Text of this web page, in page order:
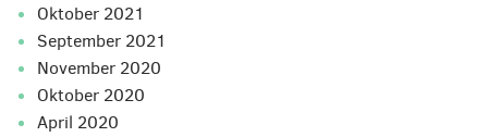
oktober 2021
september 2021
november 2020
oktober 2020
april 2020